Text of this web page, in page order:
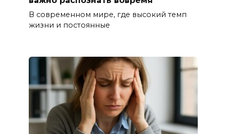
В современном мире, где высокий темп
жизни и постоянные